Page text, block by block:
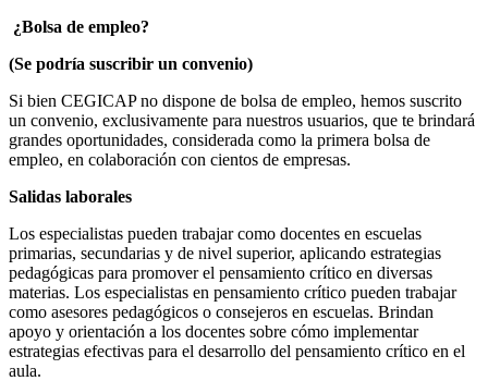
¿Bolsa de empleo?
(Se podría suscribir un convenio)
Si bien CEGICAP no dispone de bolsa de empleo, hemos suscrito
un convenio, exclusivamente para nuestros usuarios, que te brindará
grandes oportunidades, considerada como la primera bolsa de
empleo, en colaboración con cientos de empresas.
Salidas laborales
Los especialistas pueden trabajar como docentes en escuelas
primarias, secundarias y de nivel superior, aplicando estrategias
pedagógicas para promover el pensamiento crítico en diversas
materias. Los especialistas en pensamiento crítico pueden trabajar
como asesores pedagógicos o consejeros en escuelas. Brindan
apoyo y orientación a los docentes sobre cómo implementar
estrategias efectivas para el desarrollo del pensamiento crítico en el
aula.